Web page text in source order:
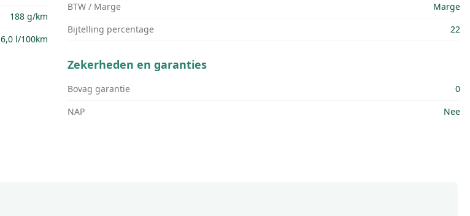
188 g/km
6,0 l/100km
BTW / Marge
Marge
Bijtelling percentage
22
Zekerheden en garanties
Bovag garantie
0
NAP
Nee